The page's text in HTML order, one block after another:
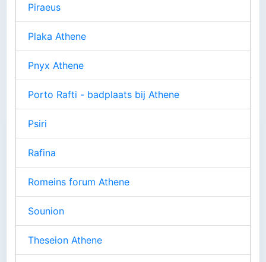
Piraeus
Plaka Athene
Pnyx Athene
Porto Rafti - badplaats bij Athene
Psiri
Rafina
Romeins forum Athene
Sounion
Theseion Athene